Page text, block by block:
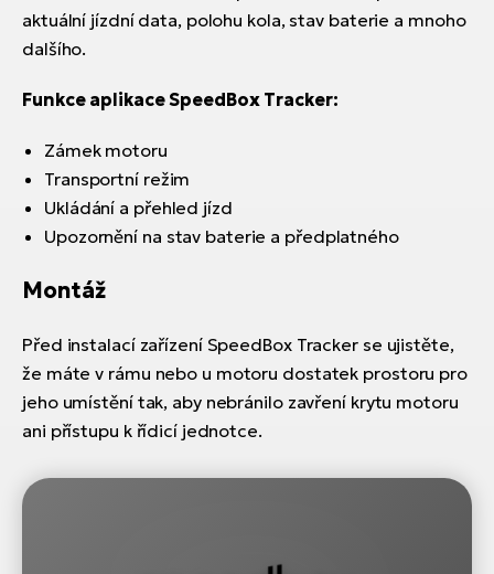
aktuální jízdní data, polohu kola, stav baterie a mnoho
dalšího.
Funkce aplikace SpeedBox Tracker:
Zámek motoru
Transportní režim
Ukládání a přehled jízd
Upozornění na stav baterie a předplatného
Montáž
Před instalací zařízení SpeedBox Tracker se ujistěte,
že máte v rámu nebo u motoru dostatek prostoru pro
jeho umístění tak, aby nebránilo zavření krytu motoru
ani přístupu k řídicí jednotce.